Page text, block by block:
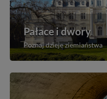
Pałace i dwory
Poznaj dzieje ziemiaństwa